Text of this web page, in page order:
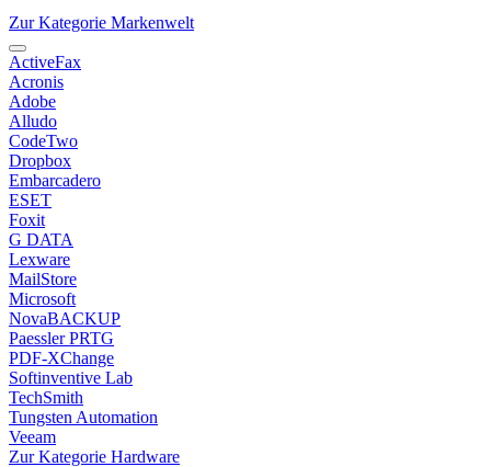
Zur Kategorie Markenwelt
ActiveFax
Acronis
Adobe
Alludo
CodeTwo
Dropbox
Embarcadero
ESET
Foxit
G DATA
Lexware
MailStore
Microsoft
NovaBACKUP
Paessler PRTG
PDF-XChange
Softinventive Lab
TechSmith
Tungsten Automation
Veeam
Zur Kategorie Hardware